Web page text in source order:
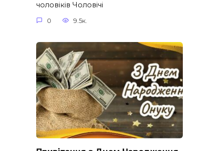
чоловіків​ Чоловічі
0 9.5к.